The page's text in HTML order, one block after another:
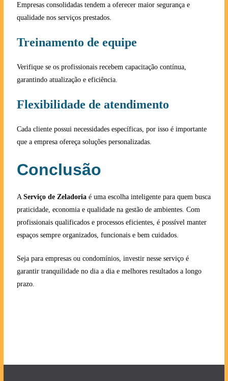
Empresas consolidadas tendem a oferecer maior segurança e
qualidade nos serviços prestados.
Treinamento de equipe
Verifique se os profissionais recebem capacitação contínua,
garantindo atualização e eficiência.
Flexibilidade de atendimento
Cada cliente possui necessidades específicas, por isso é importante
que a empresa ofereça soluções personalizadas.
Conclusão
A Serviço de Zeladoriaé uma escolha inteligente para quem busca
praticidade, economia e qualidade na gestão de ambientes. Com
profissionais qualificados e processos eficientes, é possível manter
espaços sempre organizados, funcionais e bem cuidados.
Seja para empresas ou condomínios, investir nesse serviço é
garantir tranquilidade no dia a dia e melhores resultados a longo
prazo.